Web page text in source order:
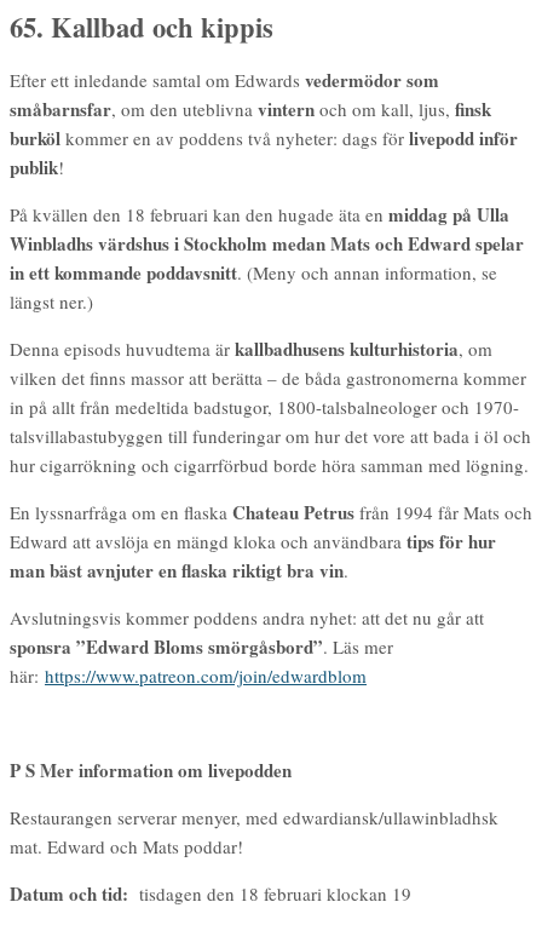
65. Kallbad och kippis
Efter ett inledande samtal om Edwards vedermödor som
småbarnsfar, om den uteblivna vintern och om kall, ljus, finsk
burköl kommer en av poddens två nyheter: dags för livepodd inför
publik!
På kvällen den 18 februari kan den hugade äta en middag på Ulla
Winbladhs värdshus i Stockholm medan Mats och Edward spelar
in ett kommande poddavsnitt. (Meny och annan information, se
längst ner.)
Denna episods huvudtema är kallbadhusens kulturhistoria, om
vilken det finns massor att berätta – de båda gastronomerna kommer
in på allt från medeltida badstugor, 1800-talsbalneologer och 1970-
talsvillabastubyggen till funderingar om hur det vore att bada i öl och
hur cigarrökning och cigarrförbud borde höra samman med lögning.
En lyssnarfråga om en flaska Chateau Petrus från 1994 får Mats och
Edward att avslöja en mängd kloka och användbara tips för hur
man bäst avnjuter en flaska riktigt bra vin.
Avslutningsvis kommer poddens andra nyhet: att det nu går att
sponsra ”Edward Bloms smörgåsbord”. Läs mer
här: https://www.patreon.com/join/edwardblom
P S Mer information om livepodden
Restaurangen serverar menyer, med edwardiansk/ullawinbladhsk
mat. Edward och Mats poddar!
Datum och tid: tisdagen den 18 februari klockan 19